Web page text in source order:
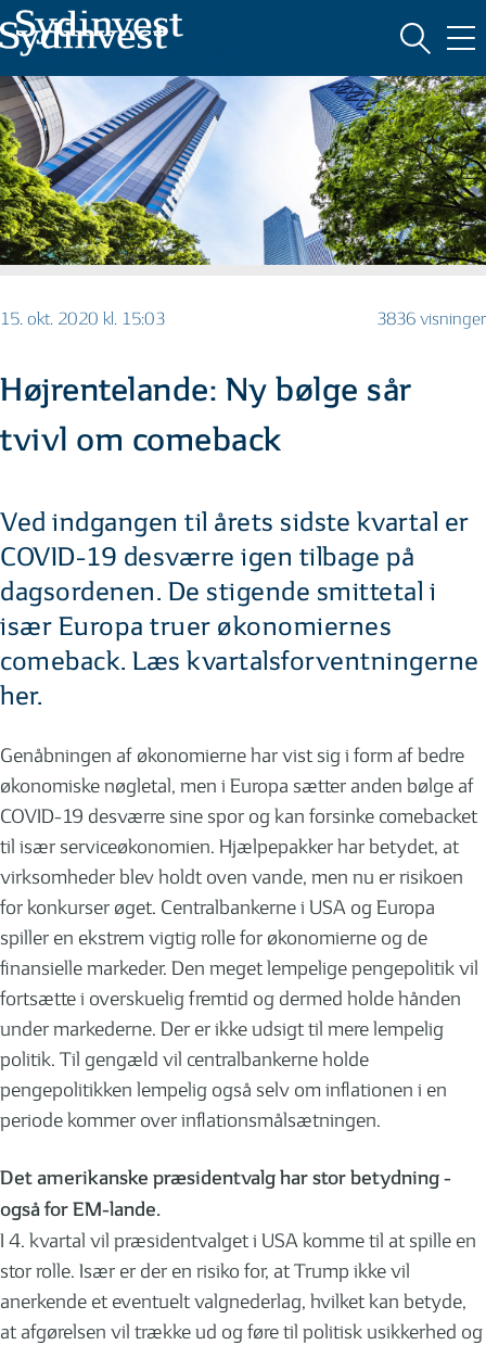
MARKEDSFØRINGSMATERIALE
15. okt. 2020 kl. 15:03 3836 visninger
Højrentelande: Ny bølge sår
tvivl om comeback
Ved indgangen til årets sidste kvartal er
COVID-19 desværre igen tilbage på
dagsordenen. De stigende smittetal i
især Europa truer økonomiernes
comeback. Læs kvartalsforventningerne
her.
Genåbningen af økonomierne har vist sig i form af bedre
økonomiske nøgletal, men i Europa sætter anden bølge af
COVID-19 desværre sine spor og kan forsinke comebacket
til især serviceøkonomien. Hjælpepakker har betydet, at
virksomheder blev holdt oven vande, men nu er risikoen
for konkurser øget. Centralbankerne i USA og Europa
spiller en ekstrem vigtig rolle for økonomierne og de
finansielle markeder. Den meget lempelige pengepolitik vil
fortsætte i overskuelig fremtid og dermed holde hånden
under markederne. Der er ikke udsigt til mere lempelig
politik. Til gengæld vil centralbankerne holde
pengepolitikken lempelig også selv om inflationen i en
periode kommer over inflationsmålsætningen.
Det amerikanske præsidentvalg har stor betydning -
også for EM-lande.
I 4. kvartal vil præsidentvalget i USA komme til at spille en
stor rolle. Især er der en risiko for, at Trump ikke vil
anerkende et eventuelt valgnederlag, hvilket kan betyde,
at afgørelsen vil trække ud og føre til politisk usikkerhed og